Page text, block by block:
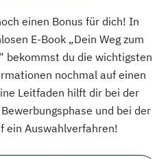
einen Bonus für dich! In
E-Book „Dein Weg zum
bekommst du die wichtigsten
nochmal auf einen
Leitfaden hilft dir bei der
und bei der
ein Auswahlverfahren!